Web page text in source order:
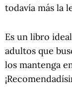
todavía más la
Es un libro
adultos que
los mantenga